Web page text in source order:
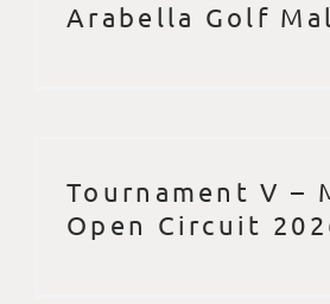
Arabella Golf
Tournament V –
Open Circuit